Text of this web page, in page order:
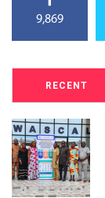
9,869
RECENT